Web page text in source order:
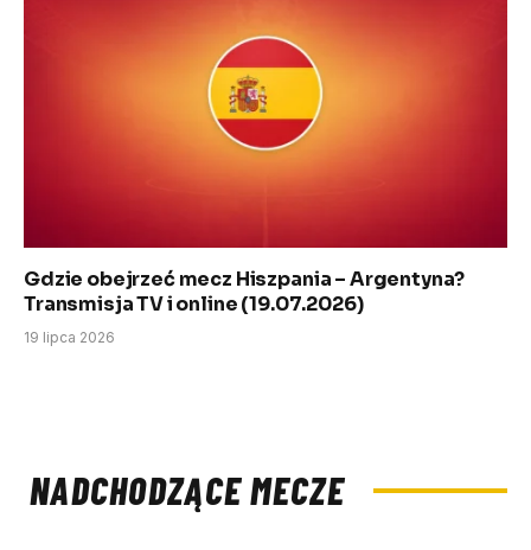
Gdzie obejrzeć mecz Hiszpania – Argentyna?
Transmisja TV i online (19.07.2026)
19 lipca 2026
NADCHODZĄCE MECZE